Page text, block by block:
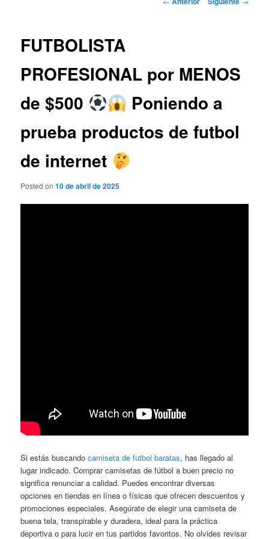
FUTBOLISTA
PROFESIONAL por MENOS
de $500
Poniendo a
prueba productos de futbol
de internet
Posted on10 de abril de 2025
Si estás buscandocamiseta de futbol baratas, has llegado al
lugar indicado. Comprar camisetas de fútbol a buen precio no
significa renunciar a calidad. Puedes encontrar diversas
opciones en tiendas en línea o físicas que ofrecen descuentos y
promociones especiales. Asegúrate de elegir una camiseta de
buena tela, transpirable y duradera, ideal para la práctica
deportiva o para lucir en tus partidos favoritos. No olvides revisar